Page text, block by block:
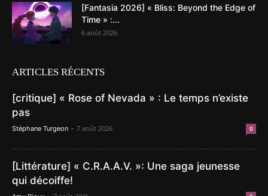
[Fantasia 2026] « Bliss: Beyond the Edge of
Time » :...
6 août 2026
ARTICLES RÉCENTS
[critique] « Rose of Nevada » : Le temps n’existe
pas
Stéphane Turgeon - 7 août 2026 0
[Littérature] « C.R.A.A.V. »: Une saga jeunesse
qui décoiffe!